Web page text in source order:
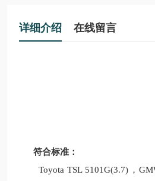
详细介绍 在线留言
符合标准：
Toyota TSL 5101G(3.7)，